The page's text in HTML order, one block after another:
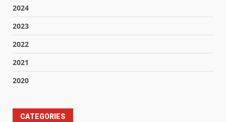
2024
2023
2022
2021
2020
CATEGORIES